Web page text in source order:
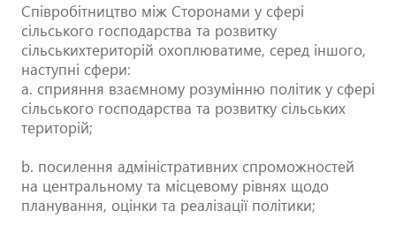
Співробітництво між Сторонами у сфері
сільського господарства та розвитку
сільськихтериторій охоплюватиме, серед іншого,
наступні сфери:
a. сприяння взаємному розумінню політик у сфері
сільського господарства та розвитку сільських
територій;
b. посилення адміністративних спроможностей
на центральному та місцевому рівнях щодо
планування, оцінки та реалізації політики;